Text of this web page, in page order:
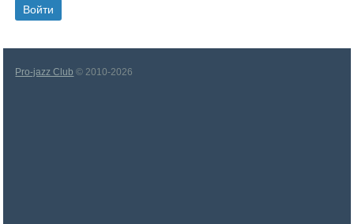
Pro-jazz Club © 2010-2026